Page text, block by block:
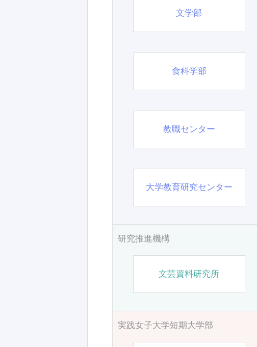
文学部
食科学部
教職センター
大学教育研究センター
研究推進機構
文芸資料研究所
実践女子大学短期大学部